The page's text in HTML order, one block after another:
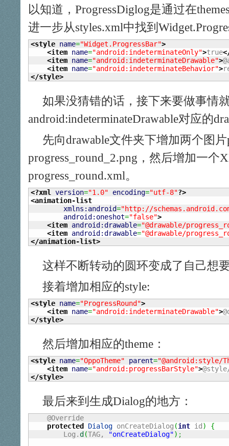
以知道，ProgressDiglog是通过在
进一步从styles.xml中找到
<style name="Widget.ProgressBar">
<item name="android:indeterminateOnly">true
<item name="android:indeterminateDrawable">
<item name="android:indeterminateBehavior">
</style>
如果没猜错的话，接下来要做事情
android:indeterminateDrawable对应的
先向drawable文件夹下增加两个图片
progress_round_2.png，然后增加一个
progress_round.xml。
<?xml version="1.0" encoding="utf-8"?>
<animation-list
xmlns:android="http://
android:oneshot="false">
<item android:drawable="@drawable/
<item android:drawable="@drawable/
</animation-list>
这样不断转动的圆环变成了自己想
接着增加相应的style:
<style name="ProgressRound">
<item name="android:indeterminateDrawable">
</style>
然后增加相应的theme：
<style name="OppoTheme" parent="@android:style/
<item name="android:progressBarStyle">
</style>
最后来到生成Dialog的地方：
    @Override
protected
Dialog onCreateDialog (int id )
{
    	Log.
d (TAG, "onCreateDialog") ;